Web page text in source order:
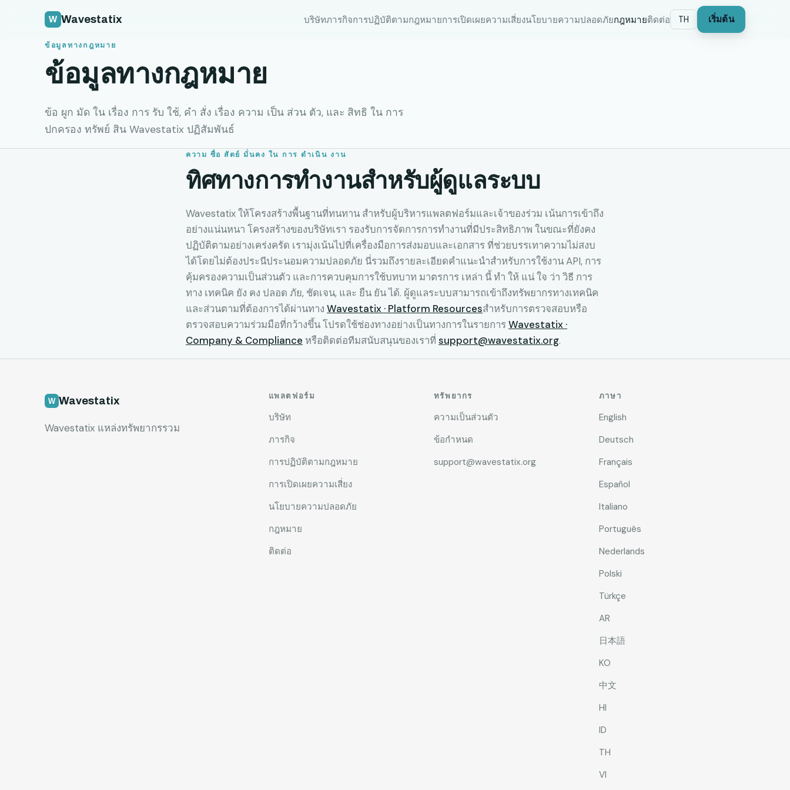
Wavestatix บริษัทภารกิจการปฏิบัติตามกฎหมายการเปิดเผยความเสี่ยงนโยบายความปลอดภัยกฎหมายติดต่อ TH เริ่มต้น
ข้อมูลทางกฎหมาย
ข้อมูลทางกฎหมาย
ข้อ ผูก มัด ใน เรื่อง การ รับ ใช้, คํา สั่ง เรื่อง ความ เป็น ส่วน ตัว, และ สิทธิ ใน การ
ปกครอง ทรัพย์ สิน Wavestatix ปฏิสัมพันธ์
ความ ซื่อ สัตย์ มั่นคง ใน การ ดําเนิน งาน
ทิศทางการทํางานสําหรับผู้ดูแลระบบ
Wavestatix ให้โครงสร้างพื้นฐานที่ทนทาน สําหรับผู้บริหารแพลตฟอร์มและเจ้าของร่วม เน้นการเข้าถึง
อย่างแน่นหนา โครงสร้างของบริษัทเรา รองรับการจัดการการทํางานที่มีประสิทธิภาพ ในขณะที่ยังคง
ปฏิบัติตามอย่างเคร่งครัด เรามุ่งเน้นไปที่เครื่องมือการส่งมอบและเอกสาร ที่ช่วยบรรเทาความไม่สงบ
ได้โดยไม่ต้องประนีประนอมความปลอดภัย นี่รวมถึงรายละเอียดคําแนะนําสําหรับการใช้งาน API, การ
คุ้มครองความเป็นส่วนตัว และการควบคุมการใช้บทบาท มาตรการ เหล่า นี้ ทํา ให้ แน่ ใจ ว่า วิธี การ
ทาง เทคนิค ยัง คง ปลอด ภัย, ชัดเจน, และ ยืน ยัน ได้. ผู้ดูแลระบบสามารถเข้าถึงทรัพยากรทางเทคนิค
และส่วนตามที่ต้องการได้ผ่านทาง Wavestatix · Platform Resourcesสําหรับการตรวจสอบหรือ
ตรวจสอบความร่วมมือที่กว้างขึ้น โปรดใช้ช่องทางอย่างเป็นทางการในรายการWavestatix ·
Company & Compliance หรือติดต่อทีมสนับสนุนของเราที่ support@wavestatix.org.
Wavestatix
Wavestatix แหล่งทรัพยากรรวม
แพลตฟอร์ม
บริษัท
ภารกิจ
การปฏิบัติตามกฎหมาย
การเปิดเผยความเสี่ยง
นโยบายความปลอดภัย
กฎหมาย
ติดต่อ
ทรัพยากร
ความเป็นส่วนตัว
ข้อกำหนด
support@wavestatix.org
ภาษา
English
Deutsch
Français
Español
Italiano
Português
Nederlands
Polski
Türkçe
AR
日本語
KO
中文
HI
ID
TH
VI